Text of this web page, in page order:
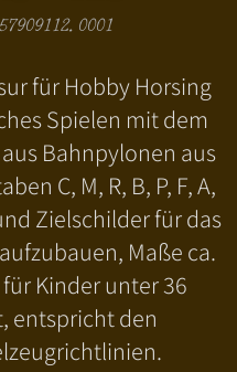
für Hobby Horsing
Spielen mit dem
Bahnpylonen aus
C, M, R, B, P, F, A,
Zielschilder für das
Maße ca.
für Kinder unter 36
entspricht den